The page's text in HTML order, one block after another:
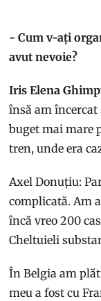
- Cum v-ați
avut nevoie?
Iris Elena
însă am
buget mai mare
tren, unde era
Axel Donuțiu:
complicată. Am
încă vreo 200
Cheltuieli
În Belgia am
meu a fost cu